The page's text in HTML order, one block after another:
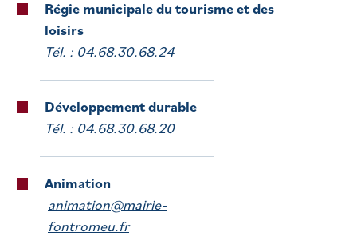
Régie municipale du tourisme et des
loisirs
Tél. : 04.68.30.68.24
Développement durable
Tél. : 04.68.30.68.20
Animation
animation@mairie-
fontromeu.fr